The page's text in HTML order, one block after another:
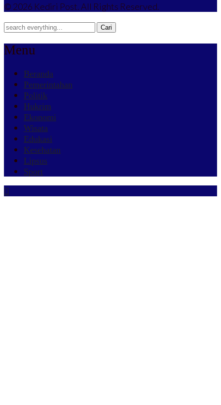
© 2026 Kediri Post. All Rights Reserved.
Menu
Beranda
Pemerintahan
Politik
Hukrim
Ekonomi
Wisata
Edukasi
Kesehatan
Lipsus
Sport